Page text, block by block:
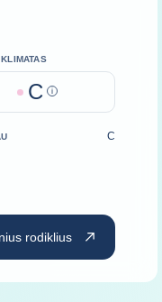
C Help
C
rodiklius